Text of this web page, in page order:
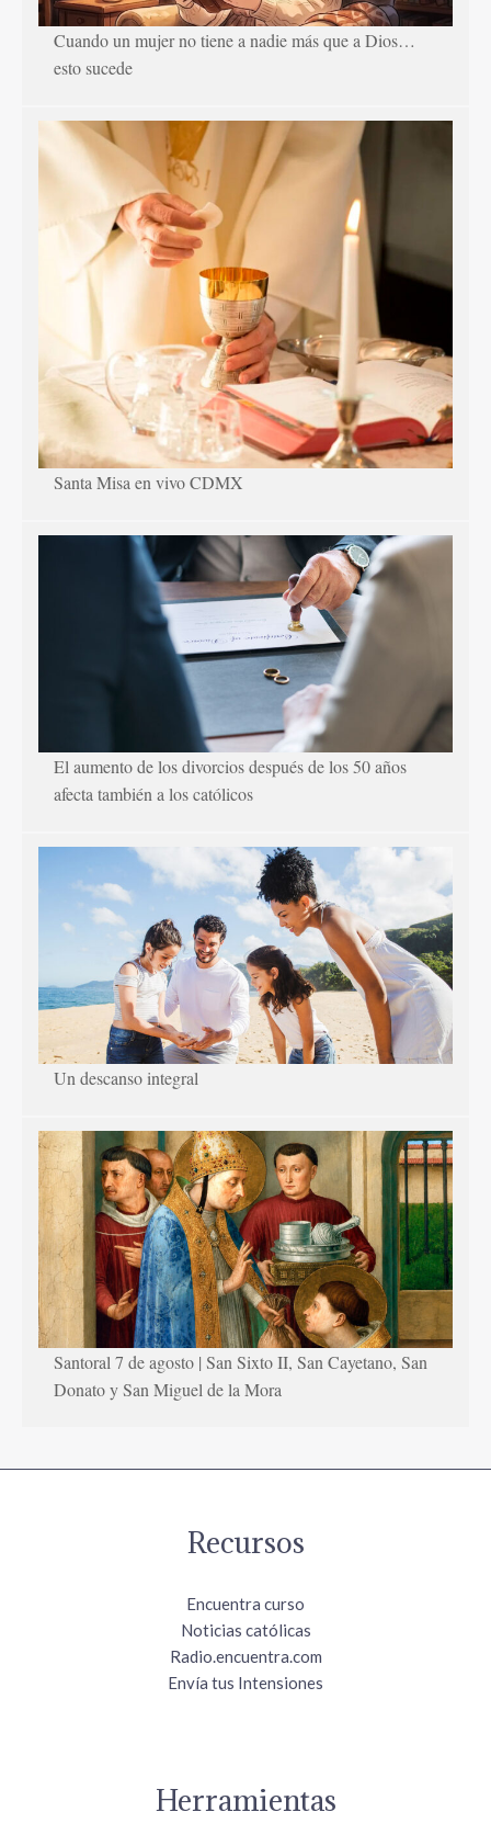
Cuando un mujer no tiene a nadie más que a Dios…
esto sucede
Santa Misa en vivo CDMX
El aumento de los divorcios después de los 50 años
afecta también a los católicos
Un descanso integral
Santoral 7 de agosto | San Sixto II, San Cayetano, San
Donato y San Miguel de la Mora
Recursos
Encuentra curso
Noticias católicas
Radio.encuentra.com
Envía tus Intensiones
Herramientas